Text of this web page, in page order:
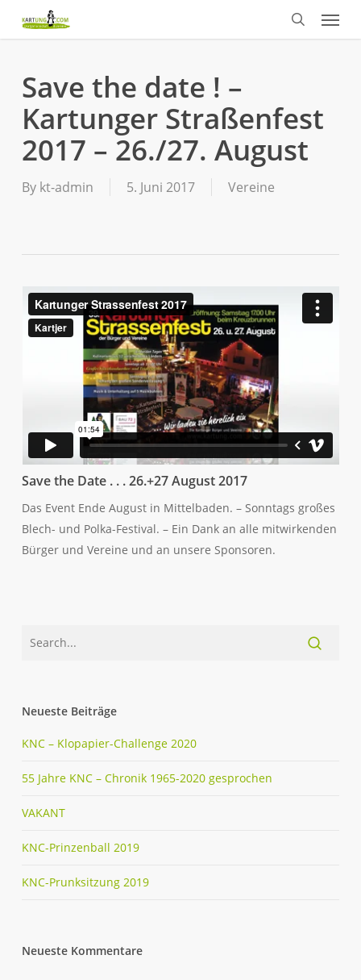
search
Menu
Save the date ! –
Kartunger Straßenfest
2017 – 26./27. August
By kt-admin 5. Juni 2017 Vereine
Save the Date . . . 26.+27 August 2017
Das Event Ende August in Mittelbaden. – Sonntags großes
Blech- und Polka-Festival. – Ein Dank an alle mitwirkenden
Bürger und Vereine und an unsere Sponsoren.
Neueste Beiträge
KNC – Klopapier-Challenge 2020
55 Jahre KNC – Chronik 1965-2020 gesprochen
VAKANT
KNC-Prinzenball 2019
KNC-Prunksitzung 2019
Neueste Kommentare